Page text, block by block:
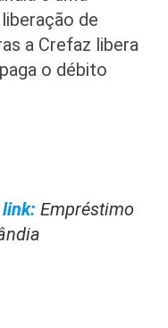
de
a Crefaz libera
o débito
link: Empréstimo